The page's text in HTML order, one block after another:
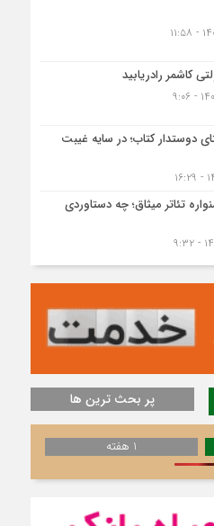
کاشمر‌ رادریابید
دوستدار کتاب؛ در سایه غیبت
تئاتر میثاق؛ چه دستاوردی
پر بحث ترین ها
1 هفته